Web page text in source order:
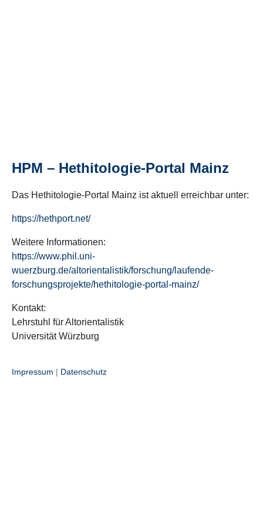
HPM – Hethitologie-Portal Mainz
Das Hethitologie-Portal Mainz ist aktuell erreichbar unter:
https://hethport.net/
Weitere Informationen:
https://www.phil.uni-
wuerzburg.de/altorientalistik/forschung/laufende-
forschungsprojekte/hethitologie-portal-mainz/
Kontakt:
Lehrstuhl für Altorientalistik
Universität Würzburg
Impressum | Datenschutz